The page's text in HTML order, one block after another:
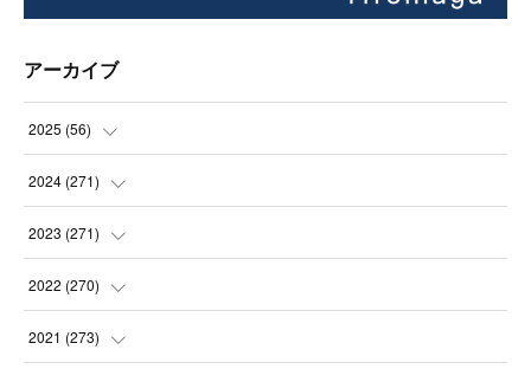
アーカイブ
2025 (56)
(14
(21
(21
2024 (271)
(21
(22
(23
2023 (271)
(22
(23
2022 (270)
(23
2021 (273)